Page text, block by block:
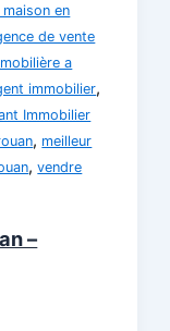
en
de vente
a
immobilier,
Immobilier
, meilleur
,vendre
–